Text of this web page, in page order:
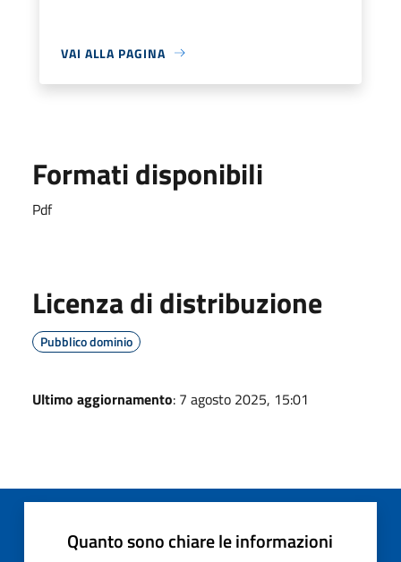
VAI ALLA PAGINA
Formati disponibili
Pdf
Licenza di distribuzione
Pubblico dominio
Ultimo aggiornamento: 7 agosto 2025, 15:01
Quanto sono chiare le informazioni